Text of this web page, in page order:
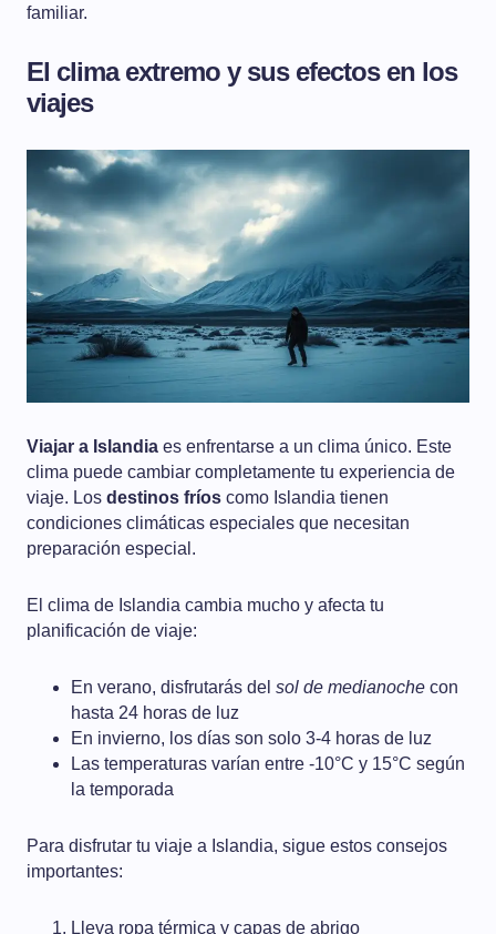
familiar.
El clima extremo y sus efectos en los
viajes
Viajar a Islandia es enfrentarse a un clima único. Este
clima puede cambiar completamente tu experiencia de
viaje. Los destinos fríos como Islandia tienen
condiciones climáticas especiales que necesitan
preparación especial.
El clima de Islandia cambia mucho y afecta tu
planificación de viaje:
En verano, disfrutarás del sol de medianoche con
hasta 24 horas de luz
En invierno, los días son solo 3-4 horas de luz
Las temperaturas varían entre -10°C y 15°C según
la temporada
Para disfrutar tu viaje a Islandia, sigue estos consejos
importantes:
Lleva ropa térmica y capas de abrigo